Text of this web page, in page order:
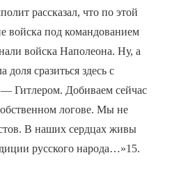
рассказал, что по этой
войска под командованием
войска Наполеона. Ну, а
сразиться здесь с
Гитлером. Добиваем сейчас
логове. Мы не
В наших сердцах живы
русского народа…»15.